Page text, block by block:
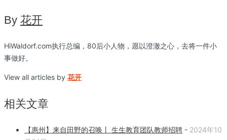
By 花开
HiWaldorf.com执行总编，80后小人物，愿以澄澈之心，去将一件小
事做好。
View all articles by 花开
相关文章
【惠州】来自田野的召唤丨 生生教育团队教师招聘 - 2024年10